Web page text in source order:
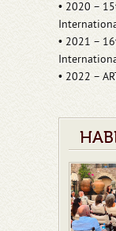
• 2020 –
• 2021 –
• 2022 –